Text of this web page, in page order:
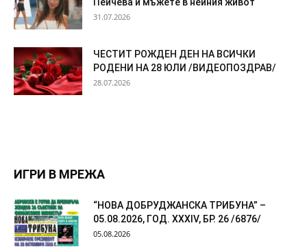
31.07.2026
ЧЕСТИТ РОЖДЕН ДЕН НА ВСИЧКИ
РОДЕНИ НА 28 ЮЛИ /ВИДЕОПОЗДРАВ/
28.07.2026
ИГРИ В МРЕЖА
“НОВА ДОБРУДЖАНСКА ТРИБУНА” –
05.08.2026, ГОД. XXХIV, БР. 26 /6876/
05.08.2026